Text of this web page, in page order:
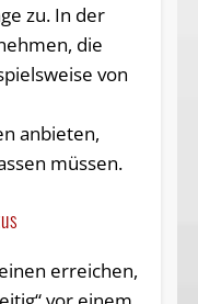
zu. In der
die
von
anbieten,
müssen.
erreichen,